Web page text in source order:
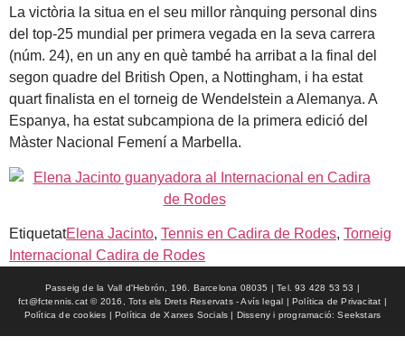
La victòria la situa en el seu millor rànquing personal dins
del top-25 mundial per primera vegada en la seva carrera
(núm. 24), en un any en què també ha arribat a la final del
segon quadre del British Open, a Nottingham, i ha estat
quart finalista en el torneig de Wendelstein a Alemanya. A
Espanya, ha estat subcampiona de la primera edició del
Màster Nacional Femení a Marbella.
EtiquetatElena Jacinto, Tennis en Cadira de Rodes, Torneig
Internacional Cadira de Rodes
Passeig de la Vall d'Hebrón, 196. Barcelona 08035 | Tel. 93 428 53 53 |
fct@fctennis.cat © 2016, Tots els Drets Reservats - Avís legal | Política de Privacitat |
Política de cookies | Política de Xarxes Socials | Disseny i programació: Seekstars